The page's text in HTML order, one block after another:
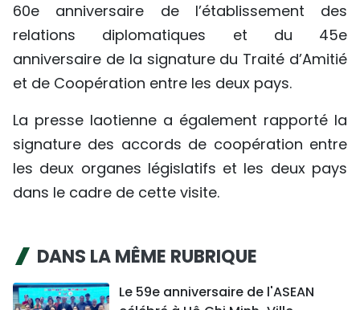
60e anniversaire de l’établissement des
relations diplomatiques et du 45e
anniversaire de la signature du Traité d’Amitié
et de Coopération entre les deux pays.
La presse laotienne a également rapporté la
signature des accords de coopération entre
les deux organes législatifs et les deux pays
dans le cadre de cette visite.
DANS LA MÊME RUBRIQUE
Le 59e anniversaire de l'ASEAN